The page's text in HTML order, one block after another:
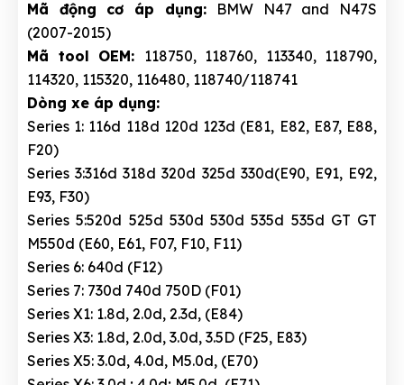
Mã động cơ áp dụng: BMW N47 and N47S
(2007-2015)
Mã tool OEM: 118750, 118760, 113340, 118790,
114320, 115320, 116480, 118740/118741
Dòng xe áp dụng:
Series 1: 116d 118d 120d 123d (E81, E82, E87, E88,
F20)
Series 3:316d 318d 320d 325d 330d(E90, E91, E92,
E93, F30)
Series 5:520d 525d 530d 530d 535d 535d GT GT
M550d (E60, E61, F07, F10, F11)
Series 6: 640d (F12)
Series 7: 730d 740d 750D (F01)
Series X1: 1.8d, 2.0d, 2.3d, (E84)
Series X3: 1.8d, 2.0d, 3.0d, 3.5D (F25, E83)
Series X5: 3.0d, 4.0d, M5.0d, (E70)